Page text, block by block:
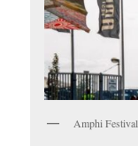
Amphi Festival